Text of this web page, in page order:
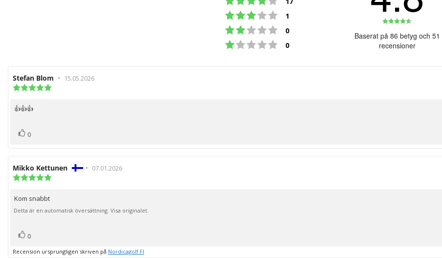
Betyg: 3 utav 5 stjärnor
1
Betyg: 2 utav 5 stjärnor
0
Betyg: 1 utav 5 stjärnor
0
4.8
utav
stjärnor
Baserat på 86 betyg och 51
recensioner
Recensionsförfattare:
Stefan Blom • Recensionsdatum:
15.05.2026
Recensionstext:
👍👍👍
Rösta
upp
0
Recensionsförfattare:
Mikko Kettunen • Recensionsdatum:
07.01.2026
stjärnor
Recensionstext:
Kom snabbt
Detta är en automatisk översättning. Visa originalet.
Rösta
0
Recension ursprungligen skriven på Nordicagolf FI